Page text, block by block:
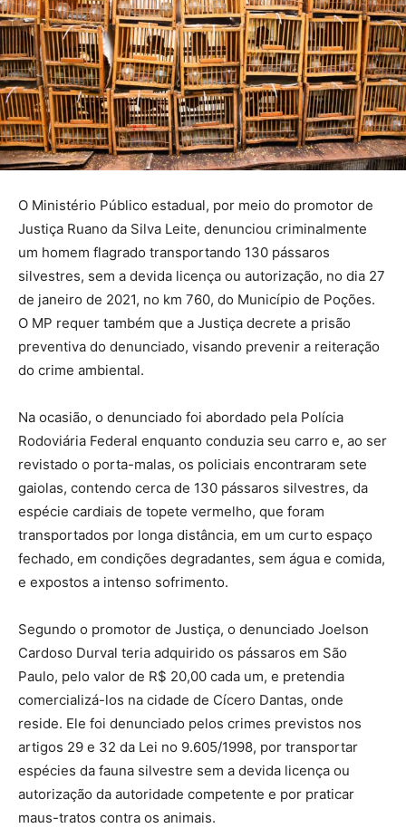
O Ministério Público estadual, por meio do promotor de
Justiça Ruano da Silva Leite, denunciou criminalmente
um homem flagrado transportando 130 pássaros
silvestres, sem a devida licença ou autorização, no dia 27
de janeiro de 2021, no km 760, do Município de Poções.
O MP requer também que a Justiça decrete a prisão
preventiva do denunciado, visando prevenir a reiteração
do crime ambiental.
Na ocasião, o denunciado foi abordado pela Polícia
Rodoviária Federal enquanto conduzia seu carro e, ao ser
revistado o porta-malas, os policiais encontraram sete
gaiolas, contendo cerca de 130 pássaros silvestres, da
espécie cardiais de topete vermelho, que foram
transportados por longa distância, em um curto espaço
fechado, em condições degradantes, sem água e comida,
e expostos a intenso sofrimento.
Segundo o promotor de Justiça, o denunciado Joelson
Cardoso Durval teria adquirido os pássaros em São
Paulo, pelo valor de R$ 20,00 cada um, e pretendia
comercializá-los na cidade de Cícero Dantas, onde
reside. Ele foi denunciado pelos crimes previstos nos
artigos 29 e 32 da Lei no 9.605/1998, por transportar
espécies da fauna silvestre sem a devida licença ou
autorização da autoridade competente e por praticar
maus-tratos contra os animais.